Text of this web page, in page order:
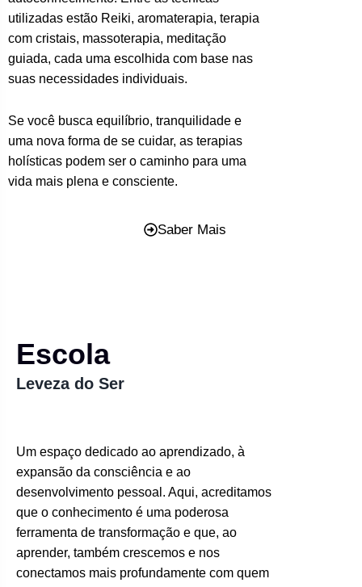
utilizadas estão Reiki, aromaterapia, terapia
com cristais, massoterapia, meditação
guiada, cada uma escolhida com base nas
suas necessidades individuais.
Se você busca equilíbrio, tranquilidade e
uma nova forma de se cuidar, as terapias
holísticas podem ser o caminho para uma
vida mais plena e consciente.
Saber Mais
Escola
Leveza do Ser
Um espaço dedicado ao aprendizado, à
expansão da consciência e ao
desenvolvimento pessoal. Aqui, acreditamos
que o conhecimento é uma poderosa
ferramenta de transformação e que, ao
aprender, também crescemos e nos
conectamos mais profundamente com quem